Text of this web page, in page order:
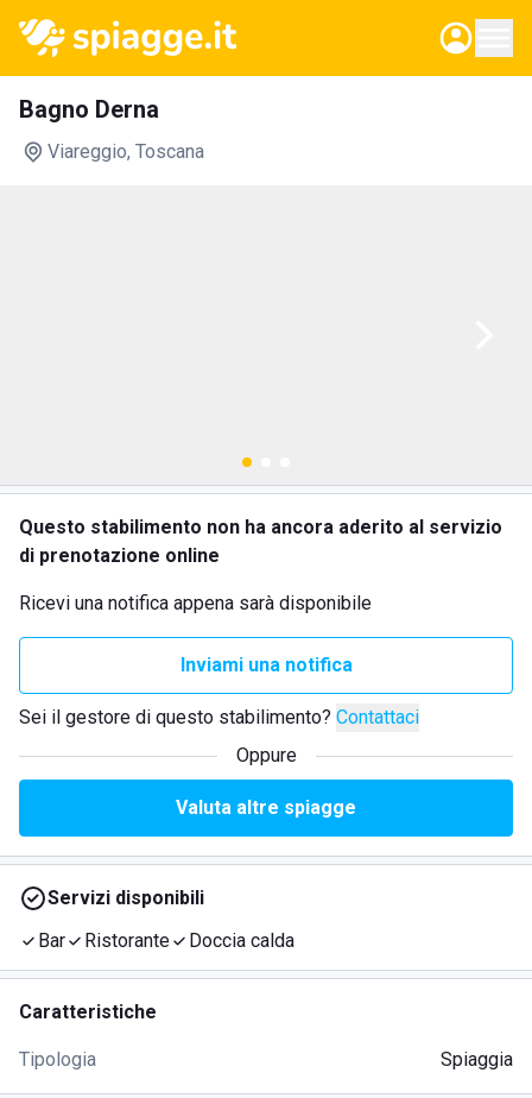
Bagno Derna
Viareggio, Toscana
Questo stabilimento non ha ancora aderito al servizio
di prenotazione online
Ricevi una notifica appena sarà disponibile
Inviami una notifica
Sei il gestore di questo stabilimento? Contattaci
Oppure
Valuta altre spiagge
Servizi disponibili
Bar
Ristorante Doccia calda
Caratteristiche
Tipologia Spiaggia